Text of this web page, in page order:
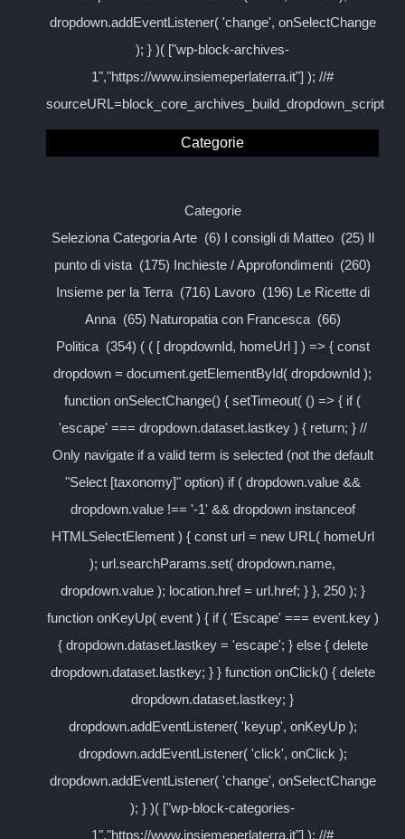
dropdown.addEventListener( 'change', onSelectChange
); } )( ["wp-block-archives-
1","https://www.insiemeperlaterra.it"] ); //#
sourceURL=block_core_archives_build_dropdown_script
Categorie
Categorie
Seleziona Categoria Arte (6) I consigli di Matteo (25) Il
punto di vista (175) Inchieste / Approfondimenti (260)
Insieme per la Terra (716) Lavoro (196) Le Ricette di
Anna (65) Naturopatia con Francesca (66)
Politica (354) ( ( [ dropdownId, homeUrl ] ) => { const
dropdown = document.getElementById( dropdownId );
function onSelectChange() { setTimeout( () => { if (
'escape' === dropdown.dataset.lastkey ) { return; } //
Only navigate if a valid term is selected (not the default
"Select [taxonomy]" option) if ( dropdown.value &&
dropdown.value !== '-1' && dropdown instanceof
HTMLSelectElement ) { const url = new URL( homeUrl
); url.searchParams.set( dropdown.name,
dropdown.value ); location.href = url.href; } }, 250 ); }
function onKeyUp( event ) { if ( 'Escape' === event.key )
{ dropdown.dataset.lastkey = 'escape'; } else { delete
dropdown.dataset.lastkey; } } function onClick() { delete
dropdown.dataset.lastkey; }
dropdown.addEventListener( 'keyup', onKeyUp );
dropdown.addEventListener( 'click', onClick );
dropdown.addEventListener( 'change', onSelectChange
); } )( ["wp-block-categories-
1","https://www.insiemeperlaterra.it"] ); //#